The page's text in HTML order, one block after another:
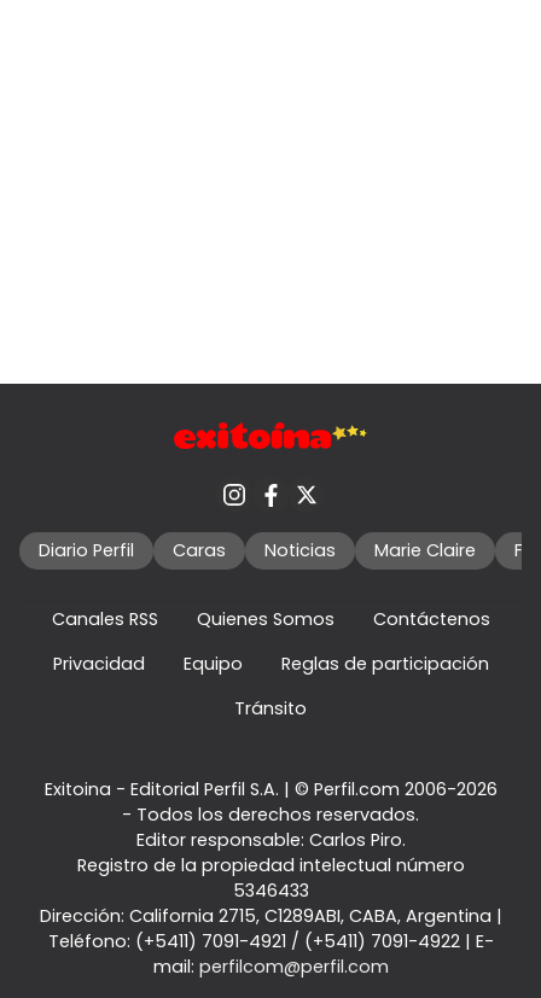
Diario Perfil Caras Noticias Marie Claire
Canales RSS Quienes Somos
Contáctenos
Privacidad
Equipo
Reglas de participación
Tránsito
Exitoina - Editorial Perfil S.A. | © Perfil.com 2006-2026
- Todos los derechos reservados.
Editor responsable: Carlos Piro.
Registro de la propiedad intelectual número
5346433
Dirección: California 2715, C1289ABI, CABA, Argentina |
Teléfono: (+5411) 7091-4921 / (+5411) 7091-4922| E-
mail: perfilcom@perfil.com